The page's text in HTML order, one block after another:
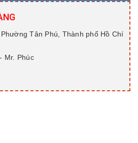
Tân Phú, Thành phố Hồ Chí
Mr. Phúc